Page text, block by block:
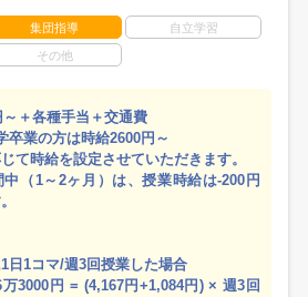
集団指導 自立学習
その他
～＋各種手当＋交通費
業の方は時給2600円～
て時給を設定させていただきます。
（1～2ヶ月）は、授業時給は-200円
日1コマ/週3回授業した場合
万3000円 = (4,167円+1,084円) × 週3回